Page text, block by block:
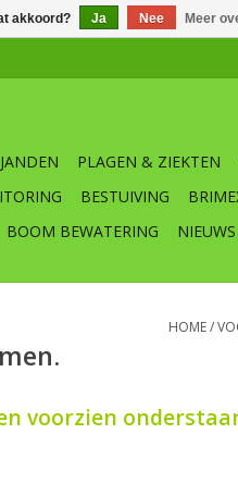
PLAGEN & ZIEKTEN
BESTUIVING
BOOM BEWATERING NIEUWS
HOME/
voorzien
akkoord? Ja Nee Meer